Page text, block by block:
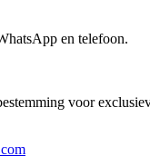
en telefoon.
voor